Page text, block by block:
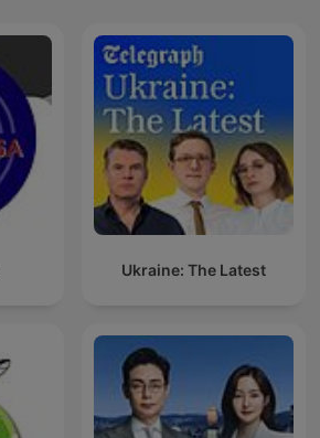
Ukraine: The Latest